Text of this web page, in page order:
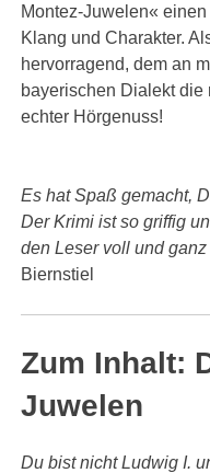
Montez-Juwelen«
Klang und Charakter.
hervorragend, dem an
bayerischen Dialekt die
echter Hörgenuss!
Es hat Spaß gemacht,
Der Krimi ist so griffig
den Leser voll und
Biernstiel
Zum Inhalt:
Juwelen
Du bist nicht Ludwig I.